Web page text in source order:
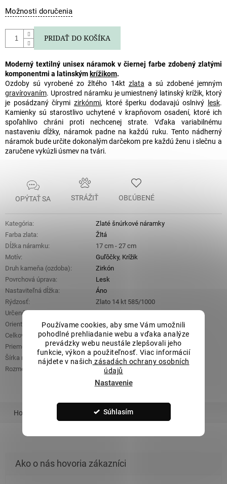
Používame cookies, aby sme Vám umožnili
pohodlné prehliadanie webu a vďaka analýze
prevádzky webu neustále zlepšovali jeho
funkcie, výkon a použiteľnosť. Viac informácií
nájdete v našich zásadách ochrany osobních
údajů
Nastavenie
Súhlasím
Jednotková
cena:
Možnosti doručenia
PRIDAŤ DO KOŠÍKA
Moderný textilný unisex náramok v čiernej farbe zdobený zlatými
komponentmi a latinským krížikom.
Ozdoby sú vyrobené zo žltého 14kt zlata a sú zdobené jemným
gravírovaním. Uprostred náramku je umiestnený latinský krížik, ktorý
je posádzaný čírymi zirkónmi, ktoré šperku dodavajú oslnivý lesk.
Kamienky sú starostlivo uchytené v krapňovom osadení, ktoré ich
spoľahlivo chráni proti nechcenej strate. Vďaka variabilnému
nastaveniu dĺžky, náramok padne na každú ruku. Tento nádherný
náramok bude určite dokonalým darčekom pre každú ženu i slečnu a
zaručene vykúzli úsmev na tvári.
OPÝTAŤ SA STRÁŽIŤ OBĽÚBENÉ
Kategória:
Zlaté šnúrkové náramky
Farba zlata:
Žltá
Dĺžka náramku:
17 cm - 27 cm
Motív: Guľôčky, Krížik
Druh kameňa (ozdoba):
Zirkón
Povrchová úprava:
Lesk
Nastaviteľná dĺžka:
Áno
Rýdzosť:
Zlato 14 kt 585/1000
Určené pre
Orientačná hmotnosť zlata:
1,48 g
Celková orientačná hmotnosť:
2,72 g
Priemer zlatej guličky:
4 mm
Šírka náramku :
3,4 mm
Rozmery krížika (š x d x v)
7 mm x 10 mm x 2,7 mm
Hodnotenie Podobný tovar